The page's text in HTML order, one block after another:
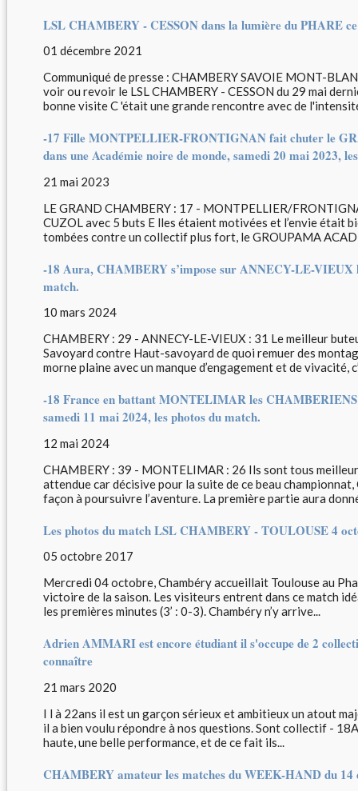
LSL CHAMBERY - CESSON dans la lumière du PHARE
01 décembre 2021
Communiqué de presse : CHAMBERY SAVOIE MONT-
voir ou revoir le LSL CHAMBERY - CESSON du 29 mai
bonne visite C 'était une grande rencontre avec de
-17 Fille MONTPELLIER-FRONTIGNAN fait chuter le
dans une Académie noire de monde, samedi 20 mai 2023,
21 mai 2023
LE GRAND CHAMBERY : 17 - MONTPELLIER/
CUZOL avec 5 buts E lles étaient motivées et l’envie était
tombées contre un collectif plus fort, le GROUPAMA
-18 Aura, CHAMBERY s’impose sur ANNECY-LE-VIEUX
match.
10 mars 2024
CHAMBERY : 29 - ANNECY-LE-VIEUX : 31 Le meilleur
Savoyard contre Haut-savoyard de quoi remuer des
morne plaine avec un manque d’engagement et de vivacité,
-18 France en battant MONTELIMAR les
samedi 11 mai 2024, les photos du match.
12 mai 2024
CHAMBERY : 39 - MONTELIMAR : 26 Ils sont tous
attendue car décisive pour la suite de ce beau
façon à poursuivre l’aventure. La première partie aura
Les photos du match LSL CHAMBERY - TOULOUSE 4
05 octobre 2017
Mercredi 04 octobre, Chambéry accueillait Toulouse au
victoire de la saison. Les visiteurs entrent dans ce match
les premières minutes (3’ : 0-3). Chambéry n’y arrive...
Adrien AMMARI est encore étudiant il s'occupe de 2
connaître
21 mars 2020
I l à 22ans il est un garçon sérieux et ambitieux un atout
il a bien voulu répondre à nos questions. Sont collectif -
haute, une belle performance, et de ce fait ils...
CHAMBERY amateur les matches du WEEK-HAND du 14